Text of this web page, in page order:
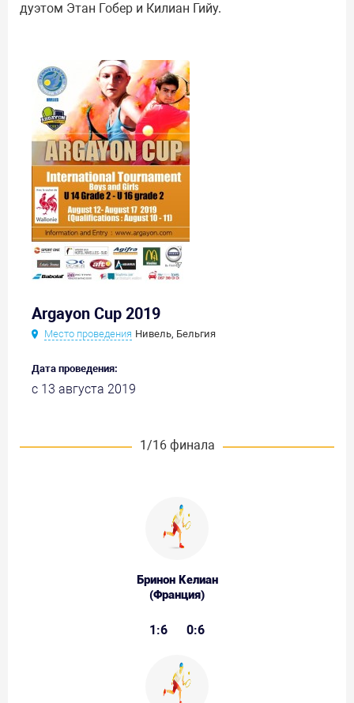
дуэтом Этан Гобер и Килиан Гийу.
Argayon Cup 2019
Место проведения Нивель, Бельгия
Дата проведения:
с 13 августа 2019
1/16 финала
Бринон Келиан
(Франция)
1:6 0:6